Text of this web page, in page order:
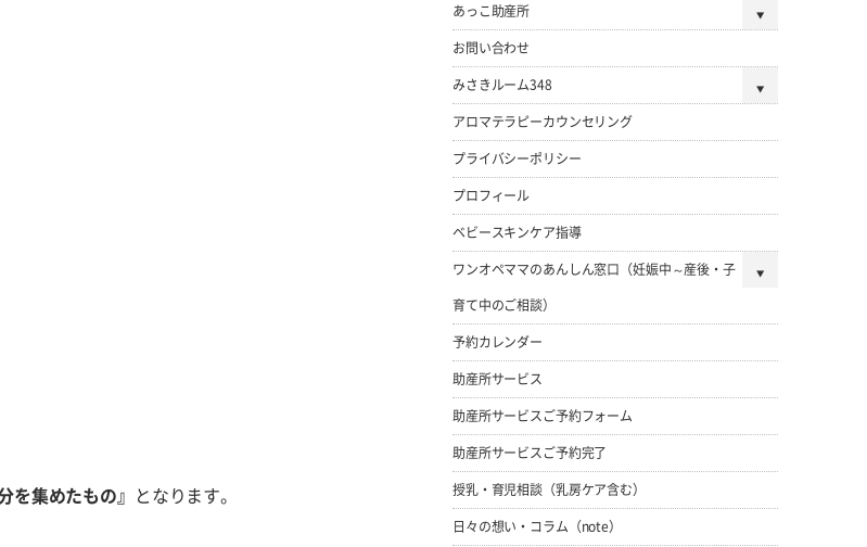
を集めたもの』 となります。
あっこ助産所
お問い合わせ
みさきルーム348
アロマテラピーカウンセリング
プライバシーポリシー
プロフィール
ベビースキンケア指導
ワンオペママのあんしん窓口（妊娠中～産後・子
育て中のご相談）
予約カレンダー
助産所サービス
助産所サービスご予約フォーム
助産所サービスご予約完了
授乳・育児相談（乳房ケア含む）
日々の想い・コラム（note）